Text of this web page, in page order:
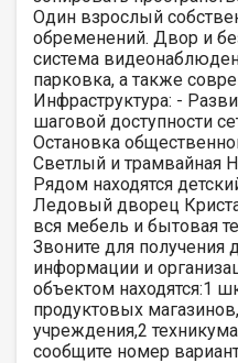
Один взрослый
обременений. Двор и
система
парковка, а также
Инфраструктура: -
шаговой доступности
Остановка
Светлый и трамвайная
Рядом находятся
Ледовый дворец
вся мебель и бытовая
Звоните для получения
информации и
объектом находятся:1
продуктовых
учреждения,2
сообщите номер